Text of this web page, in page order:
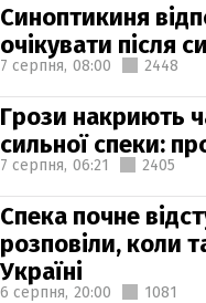
Синоптикиня
очікувати після
7 серпня, 08:00 2448
Грози накриють
сильної спеки:
7 серпня, 06:21 2405
Спека почне
розповіли, коли
Україні
6 серпня, 20:00 1081